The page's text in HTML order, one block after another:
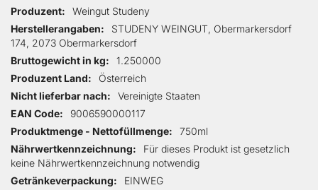
Produzent
Weingut Studeny
Herstellerangaben
STUDENY WEINGUT, Obermarkersdorf
174, 2073 Obermarkersdorf
Bruttogewicht in kg
1.250000
Produzent Land
Österreich
Nicht lieferbar nach
Vereinigte Staaten
EAN Code
9006590000117
Produktmenge - Nettofüllmenge
750ml
Nährwertkennzeichnung
Für dieses Produkt ist gesetzlich
keine Nährwertkennzeichnung notwendig
Getränkeverpackung
EINWEG